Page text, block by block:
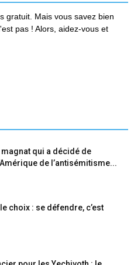
gratuit. Mais vous savez bien
pas ! Alors, aidez-vous et
magnat qui a décidé de
de l’antisémitisme...
le choix : se défendre, c’est